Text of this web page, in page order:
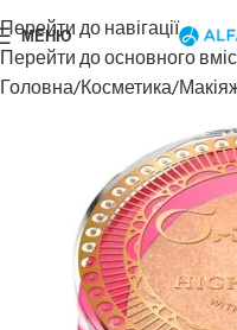
Перейти до навігації
Перейти до основного
МЕНЮ
Головна Косметика